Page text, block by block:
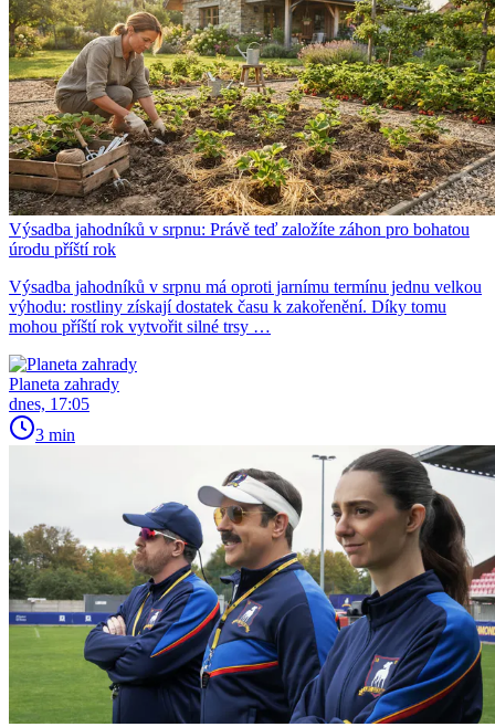
Výsadba jahodníků v srpnu: Právě teď založíte záhon pro bohatou
úrodu příští rok
Výsadba jahodníků v srpnu má oproti jarnímu termínu jednu velkou
výhodu: rostliny získají dostatek času k zakořenění. Díky tomu
mohou příští rok vytvořit silné trsy …
Planeta zahrady
dnes, 17:05
3 min